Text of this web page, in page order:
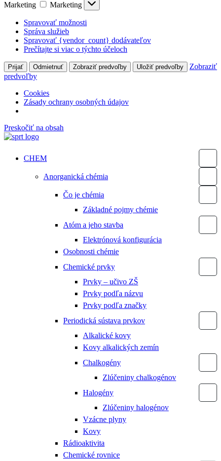
Marketing
Marketing
Spravovať možnosti
Správa služieb
Spravovať {vendor_count} dodávateľov
Prečítajte si viac o týchto účeloch
Prijať Odmietnuť Zobraziť predvoľby Uložiť predvoľby
Zobraziť
predvoľby
Cookies
Zásady ochrany osobných údajov
Preskočiť na obsah
CHEM
Anorganická chémia
Čo je chémia
Základné pojmy chémie
Atóm a jeho stavba
Elektrónová konfigurácia
Osobnosti chémie
Chemické prvky
Prvky – učivo ZŠ
Prvky podľa názvu
Prvky podľa značky
Periodická sústava prvkov
Alkalické kovy
Kovy alkalických zemín
Chalkogény
Zlúčeniny chalkogénov
Halogény
Zlúčeniny halogénov
Vzácne plyny
Kovy
Rádioaktivita
Chemické rovnice